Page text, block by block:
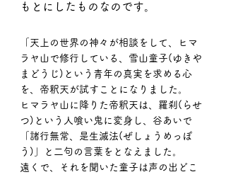
もとにしたものなのです。
「天上の世界の神々が相談をして、ヒマ
ラヤ山で修行している、雪山童子(ゆきや
まどうじ)という青年の真実を求める心
を、帝釈天が試すことになりました。
ヒマラヤ山に降りた帝釈天は、羅刹(らせ
つ)という人喰い鬼に変身し、谷あいで
「諸行無常、是生滅法(ぜしょうめっぽ
う)」と二句の言葉をとなえました。
遠くで、それを聞いた童子は声の出どこ